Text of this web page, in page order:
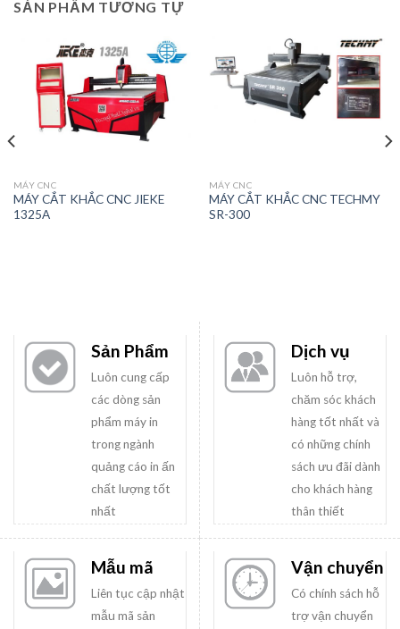
SẢN PHẨM TƯƠNG TỰ
MÁY CNC
MÁY CẮT KHẮC CNC JIEKE
1325A
MÁY CNC
MÁY CẮT KHẮC CNC TECHMY
SR-300
Sản Phẩm
Luôn cung cấp
các dòng sản
phẩm máy in
trong ngành
quảng cáo in ấn
chất lượng tốt
nhất
Dịch vụ
Luôn hỗ trợ,
chăm sóc khách
hàng tốt nhất và
có những chính
sách ưu đãi dành
cho khách hàng
thân thiết
Mẫu mã
Liên tục cập nhật
mẫu mã sản
Vận chuyển
Có chính sách hỗ
trợ vận chuyển